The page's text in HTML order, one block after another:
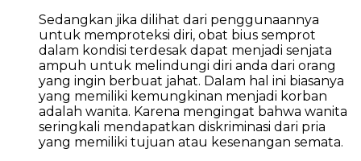
Sedangkan jika dilihat dari penggunaannya
untuk memproteksi diri, obat bius semprot
dalam kondisi terdesak dapat menjadi senjata
ampuh untuk melindungi diri anda dari orang
yang ingin berbuat jahat. Dalam hal ini biasanya
yang memiliki kemungkinan menjadi korban
adalah wanita. Karena mengingat bahwa wanita
seringkali mendapatkan diskriminasi dari pria
yang memiliki tujuan atau kesenangan semata.